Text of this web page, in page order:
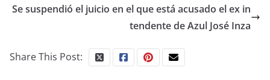
Se suspendió el juicio en el que está acusado el ex in
tendente de Azul José Inza
Share This Post: